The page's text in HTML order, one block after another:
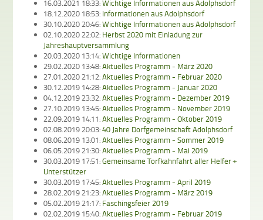
16.03.2021 18:33:Wichtige Informationen aus Adolphsdorf
18.12.2020 18:53: Informationen aus Adolphsdorf
30.10.2020 20:46:Wichtige Informationen aus Adolphsdorf
02.10.2020 22:02: Herbst 2020 mit Einladung zur
Jahreshauptversammlung
20.03.2020 13:14:Wichtige Informationen
29.02.2020 13:48:Aktuelles Programm - März 2020
27.01.2020 21:12:Aktuelles Programm - Februar 2020
30.12.2019 14:28:Aktuelles Programm - Januar 2020
04.12.2019 23:32:Aktuelles Programm - Dezember 2019
27.10.2019 13:45:Aktuelles Programm - November 2019
22.09.2019 14:11:Aktuelles Programm - Oktober 2019
02.08.2019 20:03:40 Jahre Dorfgemeinschaft Adolphsdorf
08.06.2019 13:01:Aktuelles Programm - Sommer 2019
06.05.2019 21:30:Aktuelles Programm - Mai 2019
30.03.2019 17:51:Gemeinsame Torfkahnfahrt aller Helfer +
Unterstützer
30.03.2019 17:45:Aktuelles Programm - April 2019
28.02.2019 21:23:Aktuelles Programm - März 2019
05.02.2019 21:17: Faschingsfeier 2019
02.02.2019 15:40:Aktuelles Programm - Februar 2019